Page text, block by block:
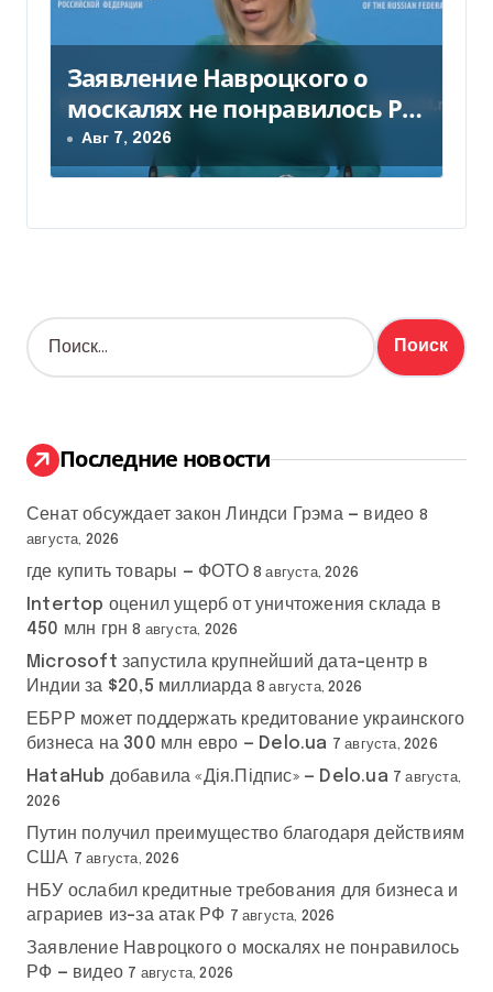
Заявление Навроцкого о
москалях не понравилось РФ
— видео
Авг 7, 2026
Н
а
:
Последние новости
Сенат обсуждает закон Линдси Грэма — видео 8
августа, 2026
где купить товары — ФОТО 8 августа, 2026
Intertop оценил ущерб от уничтожения склада в
450 млн грн 8 августа, 2026
Microsoft запустила крупнейший дата-центр в
Индии за $20,5 миллиарда 8 августа, 2026
ЕБРР может поддержать кредитование украинского
бизнеса на 300 млн евро — Delo.ua 7 августа, 2026
HataHub добавила «Дія.Підпис» — Delo.ua 7 августа,
2026
Путин получил преимущество благодаря действиям
США 7 августа, 2026
НБУ ослабил кредитные требования для бизнеса и
аграриев из-за атак РФ 7 августа, 2026
Заявление Навроцкого о москалях не понравилось
РФ — видео 7 августа, 2026